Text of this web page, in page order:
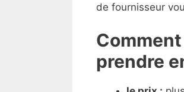
de fournisseur
prendre